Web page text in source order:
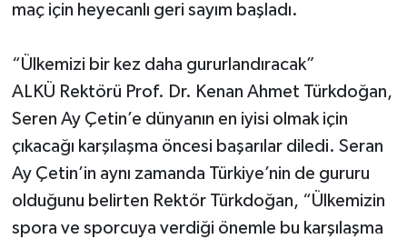
maç için heyecanlı geri sayım başladı.
“Ülkemizi bir kez daha gururlandıracak”
ALKÜ Rektörü Prof. Dr. Kenan Ahmet Türkdoğan,
Seren Ay Çetin’e dünyanın en iyisi olmak için
çıkacağı karşılaşma öncesi başarılar diledi. Seran
Ay Çetin’in aynı zamanda Türkiye’nin de gururu
olduğunu belirten Rektör Türkdoğan, “Ülkemizin
spora ve sporcuya verdiği önemle bu karşılaşma